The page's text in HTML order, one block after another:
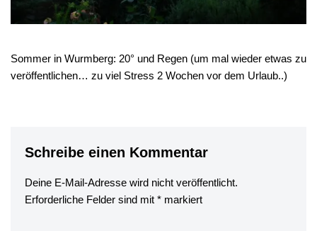
Sommer in Wurmberg: 20° und Regen (um mal wieder etwas zu
veröffentlichen… zu viel Stress 2 Wochen vor dem Urlaub..)
Schreibe einen Kommentar
Deine E-Mail-Adresse wird nicht veröffentlicht.
Erforderliche Felder sind mit * markiert